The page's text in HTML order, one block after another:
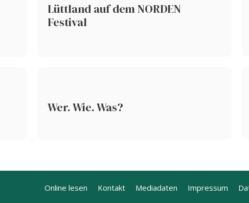
Lüttland auf dem NORDEN
Festival
Wer. Wie. Was?
Online lesen Kontakt Mediadaten Impressum